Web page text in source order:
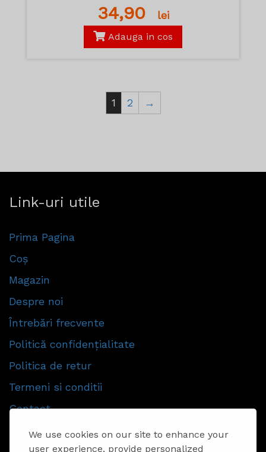
We use cookies on our site to enhance your
user experience, provide personalized
34,90 lei
Adauga in cos
1 2 →
Link-uri utile
Prima Pagina
Coș
Magazin
Despre noi
Întrebări frecvente
Politică confidențialitate
Politica de retur
Termeni si conditii
Contact